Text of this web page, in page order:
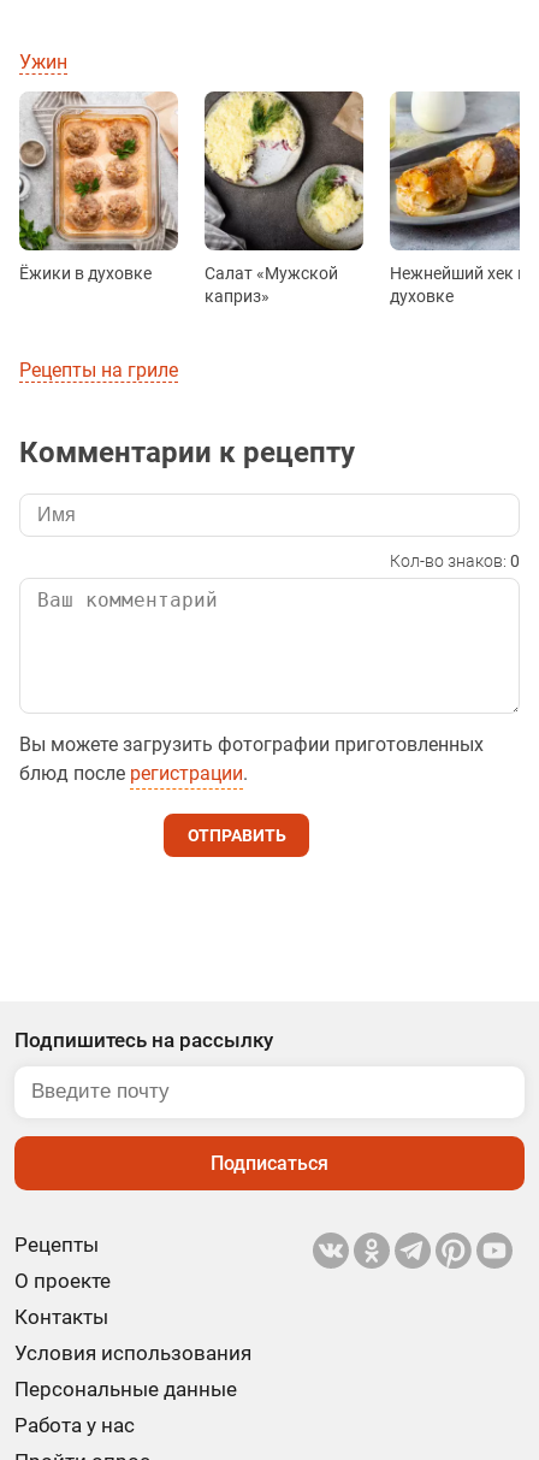
Ужин
Ёжики в духовке
Салат «Мужской
каприз»
Нежнейший хек в
духовке
Рецепты на гриле
Комментарии к рецепту
Кол-во знаков: 0
Вы можете загрузить фотографии приготовленных
блюд после регистрации.
ОТПРАВИТЬ
Рецепты
О проекте
Контакты
Условия использования
Персональные данные
Работа у нас
Подпишитесь на рассылку
Подписаться